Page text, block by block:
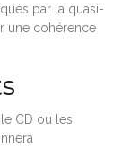
par la quasi-
une cohérence
CD ou les